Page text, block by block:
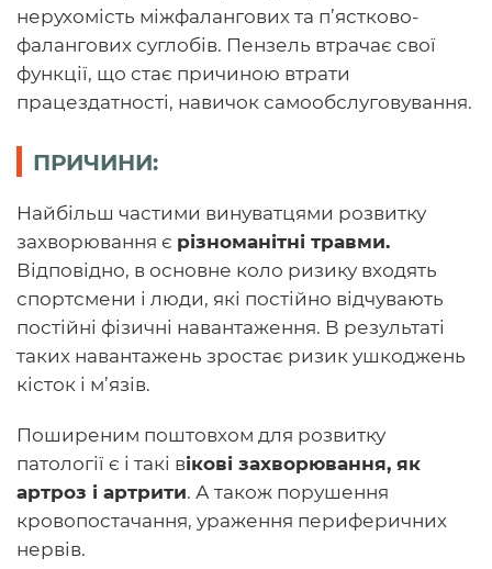
нерухомість міжфалангових та п’ястково-
фалангових суглобів. Пензель втрачає свої
функції, що стає причиною втрати
працездатності, навичок самообслуговування.
ПРИЧИНИ:
Найбільш частими винуватцями розвитку
захворювання є різноманітні травми.
Відповідно, в основне коло ризику входять
спортсмени і люди, які постійно відчувають
постійні фізичні навантаження. В результаті
таких навантажень зростає ризик ушкоджень
кісток і м’язів.
Поширеним поштовхом для розвитку
патології є і такі вікові захворювання, як
артроз і артрити. А також порушення
кровопостачання, ураження периферичних
нервів.